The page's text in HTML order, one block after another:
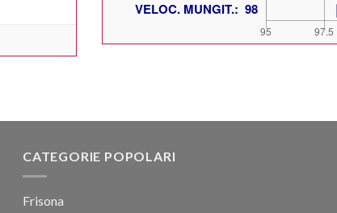
CATEGORIE POPOLARI
Frisona